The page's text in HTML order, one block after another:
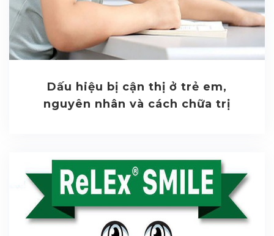
Dấu hiệu bị cận thị ở trẻ em,
nguyên nhân và cách chữa trị